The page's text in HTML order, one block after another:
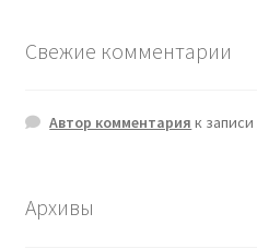
Свежие комментарии
Автор комментария к записи
Архивы